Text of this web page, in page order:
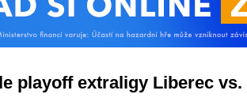
playoff extraligy Liberec